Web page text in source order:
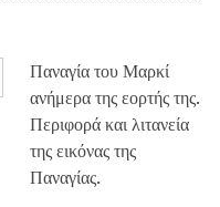
Παναγία του Μαρκί
ανήμερα της εορτής της.
Περιφορά και λιτανεία
της εικόνας της
Παναγίας.